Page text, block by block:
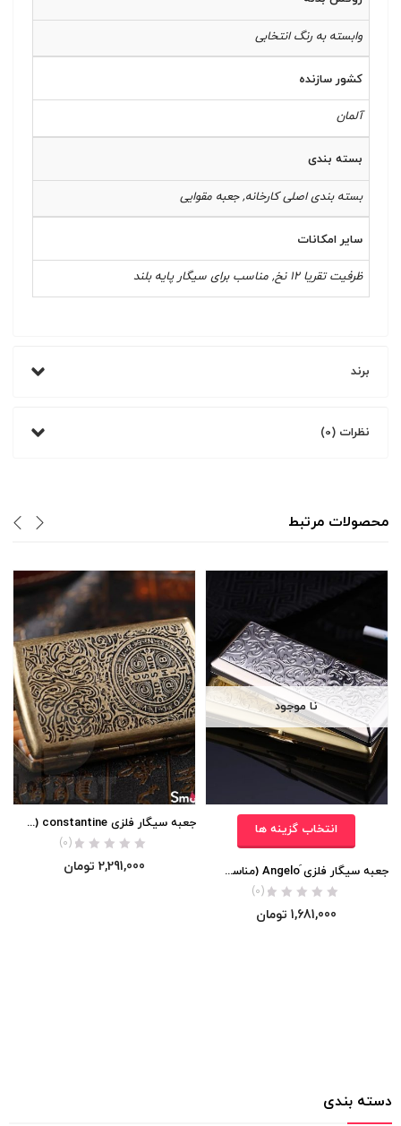
وابسته به رنگ انتخابی
کشور سازنده
آلمان
بسته بندی
بسته بندی اصلی کارخانه, جعبه مقوایی
سایر امکانات
ظرفیت تقریا 12 نخ, مناسب برای سیگار پایه بلند
برند
نظرات (0)
محصولات مرتبط
نا موجود
انتخاب گزینه ها
جعبه سیگار فلزی َAngelo (مناسب برای تمام سایز ها)
(0)
1,681,000 تومان
جعبه سیگار فلزی constantine (کوچک)
(0)
2,291,000 تومان
دسته بندی